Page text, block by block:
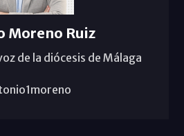
Moreno Ruiz
de la diócesis de Málaga